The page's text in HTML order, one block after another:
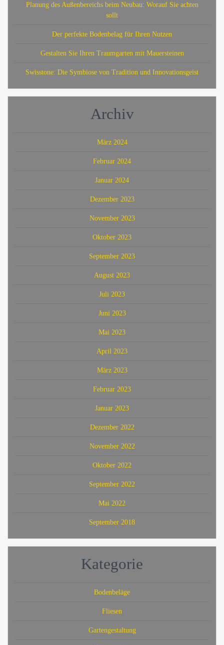
Planung des Außenbereichs beim Neubau: Worauf Sie achten
sollt
Der perfekte Bodenbelag für Ihren Nutzen
Gestalten Sie Ihren Traumgarten mit Mauersteinen
Swisstone: Die Symbiose von Tradition und Innovationsgeist
Archiv
März 2024
Februar 2024
Januar 2024
Dezember 2023
November 2023
Oktober 2023
September 2023
August 2023
Juli 2023
Juni 2023
Mai 2023
April 2023
März 2023
Februar 2023
Januar 2023
Dezember 2022
November 2022
Oktober 2022
September 2022
Mai 2022
September 2018
Kategorie
Bodenbeläge
Fliesen
Gartengestaltung